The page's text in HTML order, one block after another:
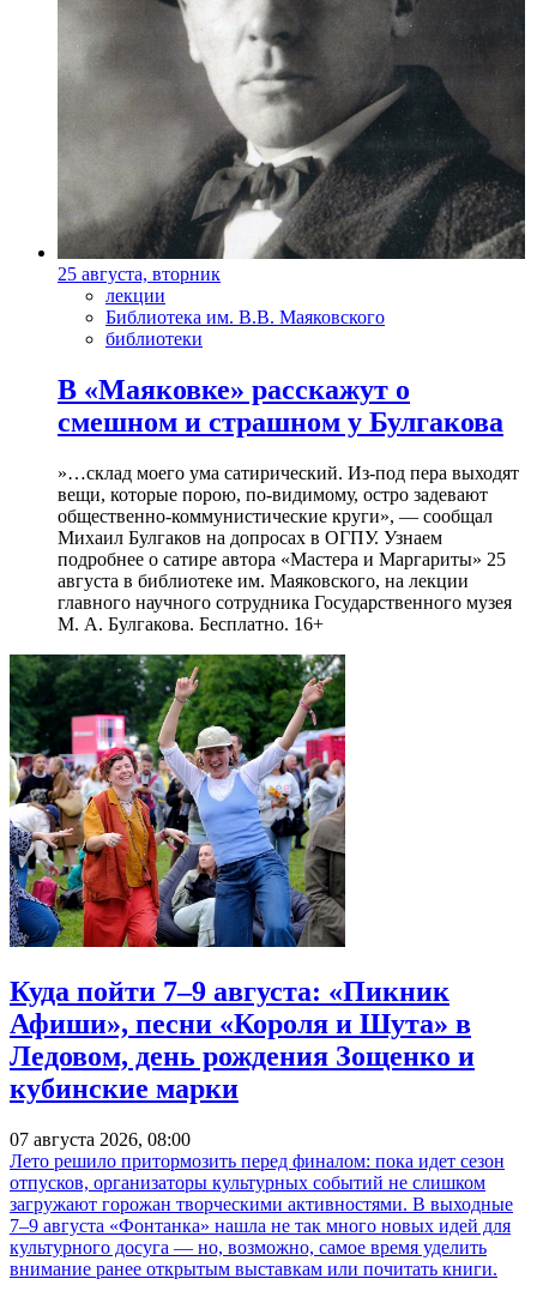
25 августа, вторник
лекции
Библиотека им. В.В. Маяковского
библиотеки
В «Маяковке» расскажут о
смешном и страшном у Булгакова
»…склад моего ума сатирический. Из-под пера выходят
вещи, которые порою, по-видимому, остро задевают
общественно-коммунистические круги», — сообщал
Михаил Булгаков на допросах в ОГПУ. Узнаем
подробнее о сатире автора «Мастера и Маргариты» 25
августа в библиотеке им. Маяковского, на лекции
главного научного сотрудника Государственного музея
М. А. Булгакова. Бесплатно. 16+
Куда пойти 7–9 августа: «Пикник
Афиши», песни «Короля и Шута» в
Ледовом, день рождения Зощенко и
кубинские марки
07 августа 2026, 08:00
Лето решило притормозить перед финалом: пока идет сезон
отпусков, организаторы культурных событий не слишком
загружают горожан творческими активностями. В выходные
7–9 августа «Фонтанка» нашла не так много новых идей для
культурного досуга — но, возможно, самое время уделить
внимание ранее открытым выставкам или почитать книги.